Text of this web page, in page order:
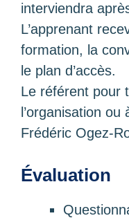
interviendra
L’apprenant
formation, la
le plan d’accès.
Le référent pour
l’organisation
Frédéric Ogez-
Évaluation